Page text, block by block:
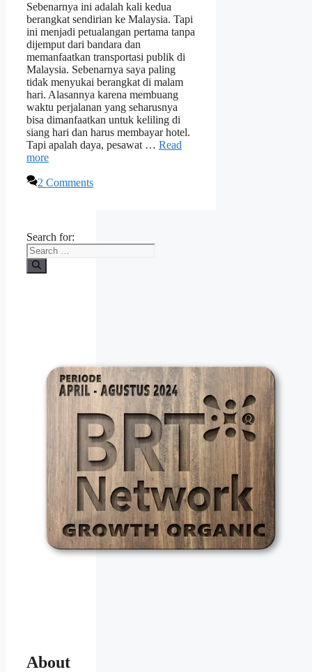
Sebenarnya ini adalah kali kedua
berangkat sendirian ke Malaysia. Tapi
ini menjadi petualangan pertama tanpa
dijemput dari bandara dan
memanfaatkan transportasi publik di
Malaysia. Sebenarnya saya paling
tidak menyukai berangkat di malam
hari. Alasannya karena membuang
waktu perjalanan yang seharusnya
bisa dimanfaatkan untuk keliling di
siang hari dan harus membayar hotel.
Tapi apalah daya, pesawat … Read
more
2 Comments
Search for:
About